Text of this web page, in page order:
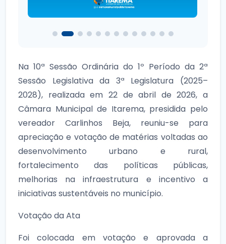
Na 10ª Sessão Ordinária do 1º Período da 2ª
Sessão Legislativa da 3ª Legislatura (2025–
2028), realizada em 22 de abril de 2026, a
Câmara Municipal de Itarema, presidida pelo
vereador Carlinhos Beja, reuniu-se para
apreciação e votação de matérias voltadas ao
desenvolvimento urbano e rural,
fortalecimento das políticas públicas,
melhorias na infraestrutura e incentivo a
iniciativas sustentáveis no município.
Votação da Ata
Foi colocada em votação e aprovada a